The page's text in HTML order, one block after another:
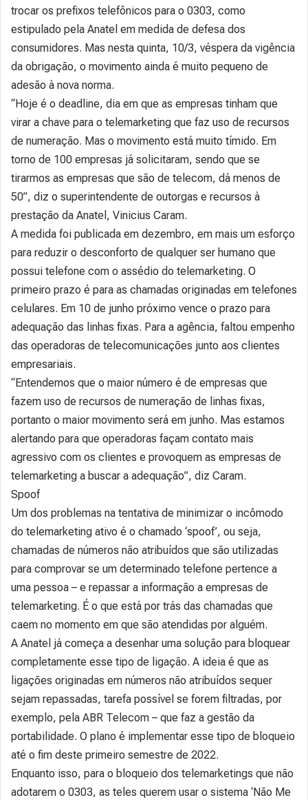
trocar os prefixos telefônicos para o 0303, como
estipulado pela Anatel em medida de defesa dos
consumidores. Mas nesta quinta, 10/3, véspera da vigência
da obrigação, o movimento ainda é muito pequeno de
adesão à nova norma.
“Hoje é o deadline, dia em que as empresas tinham que
virar a chave para o telemarketing que faz uso de recursos
de numeração. Mas o movimento está muito tímido. Em
torno de 100 empresas já solicitaram, sendo que se
tirarmos as empresas que são de telecom, dá menos de
50”, diz o superintendente de outorgas e recursos à
prestação da Anatel, Vinicius Caram.
A medida foi publicada em dezembro, em mais um esforço
para reduzir o desconforto de qualquer ser humano que
possui telefone com o assédio do telemarketing. O
primeiro prazo é para as chamadas originadas em telefones
celulares. Em 10 de junho próximo vence o prazo para
adequação das linhas fixas. Para a agência, faltou empenho
das operadoras de telecomunicações junto aos clientes
empresariais.
“Entendemos que o maior número é de empresas que
fazem uso de recursos de numeração de linhas fixas,
portanto o maior movimento será em junho. Mas estamos
alertando para que operadoras façam contato mais
agressivo com os clientes e provoquem as empresas de
telemarketing a buscar a adequação”, diz Caram.
Spoof
Um dos problemas na tentativa de minimizar o incômodo
do telemarketing ativo é o chamado ‘spoof’, ou seja,
chamadas de números não atribuídos que são utilizadas
para comprovar se um determinado telefone pertence a
uma pessoa – e repassar a informação a empresas de
telemarketing. É o que está por trás das chamadas que
caem no momento em que são atendidas por alguém.
A Anatel já começa a desenhar uma solução para bloquear
completamente esse tipo de ligação. A ideia é que as
ligações originadas em números não atribuídos sequer
sejam repassadas, tarefa possível se forem filtradas, por
exemplo, pela ABR Telecom – que faz a gestão da
portabilidade. O plano é implementar esse tipo de bloqueio
até o fim deste primeiro semestre de 2022.
Enquanto isso, para o bloqueio dos telemarketings que não
adotarem o 0303, as teles querem usar o sistema ‘Não Me